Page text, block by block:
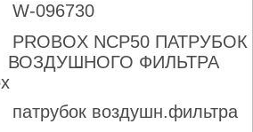
W-096730
PROBOX NCP50 ПАТРУБОК
ВОЗДУШНОГО ФИЛЬТРА
патрубок воздушн.фильтра